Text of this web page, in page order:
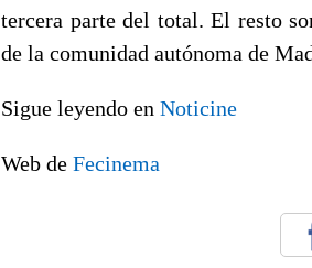
tercera parte del total. El resto
de la comunidad autónoma de
Sigue leyendo en Noticine
Web de Fecinema